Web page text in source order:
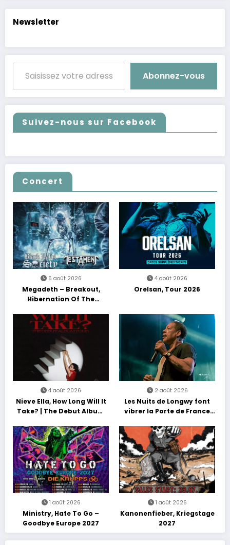
Newsletter
Saisissez votre adresse e-mail…
Abonnez-vous
Suivez-nous sur Facebook
Concert
6 août 2026
Megadeth – Breakout,
Hibernation Of The
4 août 2026
Orelsan, Tour 2026
4 août 2026
Nieve Ella, How Long Will It
Take? | The Debut Album
2 août 2026
Les Nuits de Longwy font
vibrer la Porte de France
découvertes et énergie
reggae
1 août 2026
Ministry, Hate To Go –
Goodbye Europe 2027
1 août 2026
Kanonenfieber, Kriegstage
2027